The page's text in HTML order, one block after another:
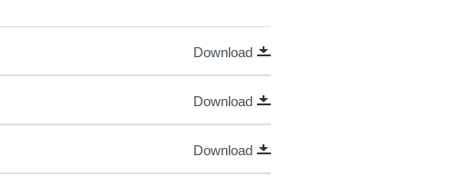
Download
Download
Download